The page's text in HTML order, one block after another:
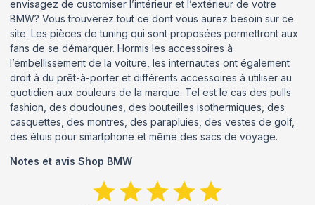
envisagez de customiser l’intérieur et l’extérieur de votre
BMW? Vous trouverez tout ce dont vous aurez besoin sur ce
site. Les pièces de tuning qui sont proposées permettront aux
fans de se démarquer. Hormis les accessoires à
l’embellissement de la voiture, les internautes ont également
droit à du prêt-à-porter et différents accessoires à utiliser au
quotidien aux couleurs de la marque. Tel est le cas des pulls
fashion, des doudounes, des bouteilles isothermiques, des
casquettes, des montres, des parapluies, des vestes de golf,
des étuis pour smartphone et même des sacs de voyage.
Notes et avis Shop BMW